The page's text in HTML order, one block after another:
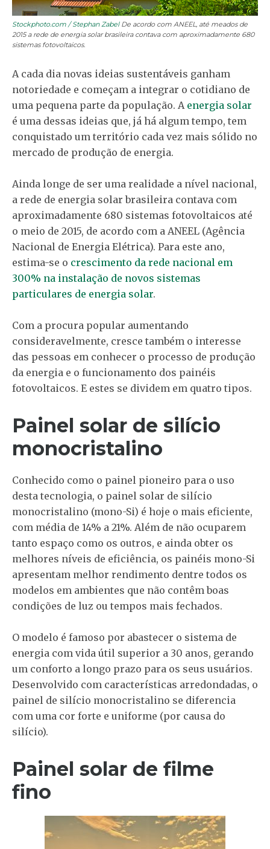
Stockphoto.com / Stephan ZabelDe acordo com ANEEL, até meados de
2015 a rede de energia solar brasileira contava com aproximadamente 680
sistemas fotovoltaicos.
A cada dia novas ideias sustentáveis ganham
notoriedade e começam a integrar o cotidiano de
uma pequena parte da população. A energia solar
é uma dessas ideias que, já há algum tempo, tem
conquistado um território cada vez mais sólido no
mercado de produção de energia.
Ainda longe de ser uma realidade a nível nacional,
a rede de energia solar brasileira contava com
aproximadamente 680 sistemas fotovoltaicos até
o meio de 2015, de acordo com a ANEEL (Agência
Nacional de Energia Elétrica). Para este ano,
estima-se o crescimento da rede nacional em
300% na instalação de novos sistemas
particulares de energia solar.
Com a procura popular aumentando
consideravelmente, cresce também o interesse
das pessoas em conhecer o processo de produção
da energia e o funcionamento dos painéis
fotovoltaicos. E estes se dividem em quatro tipos.
Painel solar de silício
monocristalino
Conhecido como o painel pioneiro para o uso
desta tecnologia, o painel solar de silício
monocristalino (mono-Si) é hoje o mais eficiente,
com média de 14% a 21%. Além de não ocuparem
tanto espaço como os outros, e ainda obter os
melhores níveis de eficiência, os painéis mono-Si
apresentam melhor rendimento dentre todos os
modelos em ambientes que não contêm boas
condições de luz ou tempos mais fechados.
O modelo é famoso por abastecer o sistema de
energia com vida útil superior a 30 anos, gerando
um conforto a longo prazo para os seus usuários.
Desenvolvido com características arredondadas, o
painel de silício monocristalino se diferencia
com uma cor forte e uniforme (por causa do
silício).
Painel solar de filme
fino